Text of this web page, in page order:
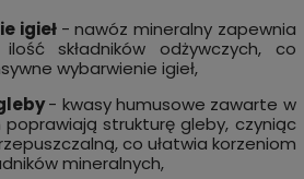
igieł - nawóz mineralny zapewnia
składników odżywczych, co
wybarwienie igieł,
- kwasy humusowe zawarte w
strukturę gleby, czyniąc
co ułatwia korzeniom
mineralnych,